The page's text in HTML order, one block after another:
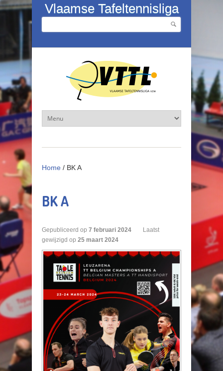
Overslaan en naar de inhoud gaan
Vlaamse Tafeltennisliga
Zoekveld
Home / BK A
BK A
Gepubliceerd op 7 februari 2024
Laatst
gewijzigd op 25 maart 2024